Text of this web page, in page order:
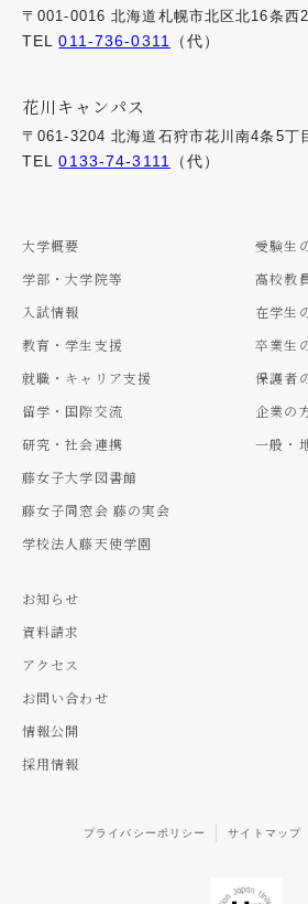
〒001-0016 北海道札幌市北区北16条西2
TEL011-736-0311 （代）
花川キャンパス
〒061-3204 北海道石狩市花川南4条5丁
TEL0133-74-3111 （代）
大学概要
学部・大学院等
入試情報
教育・学生支援
就職・キャリア支援
留学・国際交流
研究・社会連携
藤女子大学図書館
藤女子同窓会 藤の実会
学校法人藤天使学園
受験生
高校教
在学生
卒業生
保護者
企業の
一般・
お知らせ
資料請求
アクセス
お問い合わせ
情報公開
採用情報
プライバシーポリシー サイトマップ